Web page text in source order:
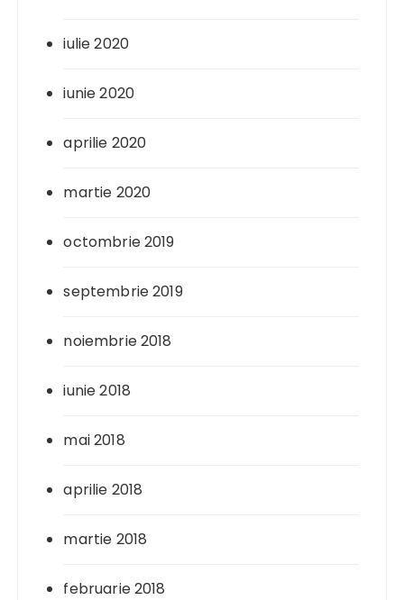
iulie 2020
iunie 2020
aprilie 2020
martie 2020
octombrie 2019
septembrie 2019
noiembrie 2018
iunie 2018
mai 2018
aprilie 2018
martie 2018
februarie 2018